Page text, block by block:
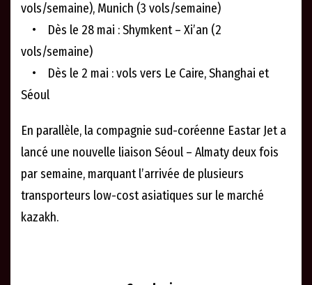
vols/semaine), Munich (3 vols/semaine)
• Dès le 28 mai : Shymkent – Xi’an (2
vols/semaine)
• Dès le 2 mai : vols vers Le Caire, Shanghai et
Séoul
En parallèle, la compagnie sud-coréenne Eastar Jet a
lancé une nouvelle liaison Séoul – Almaty deux fois
par semaine, marquant l’arrivée de plusieurs
transporteurs low-cost asiatiques sur le marché
kazakh.